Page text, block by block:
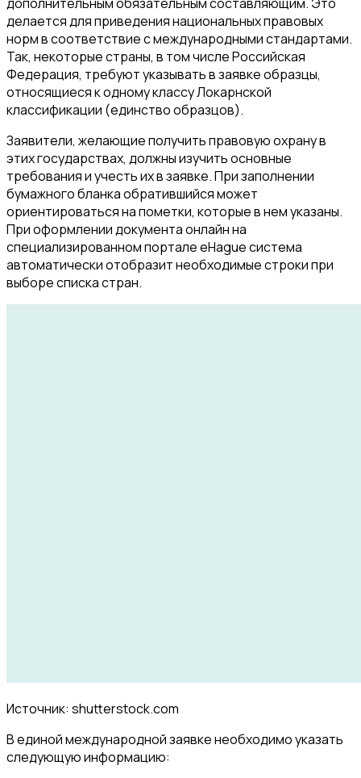
делается для приведения национальных правовых
норм в соответствие с международными стандартами.
Так, некоторые страны, в том числе Российская
Федерация, требуют указывать в заявке образцы,
относящиеся к одному классу Локарнской
классификации (единство образцов).
Заявители, желающие получить правовую охрану в
этих государствах, должны изучить основные
требования и учесть их в заявке. При заполнении
бумажного бланка обратившийся может
ориентироваться на пометки, которые в нем указаны.
При оформлении документа онлайн на
специализированном портале eHague система
автоматически отобразит необходимые строки при
выборе списка стран.
Источник: shutterstock.com
В единой международной заявке необходимо указать
следующую информацию: